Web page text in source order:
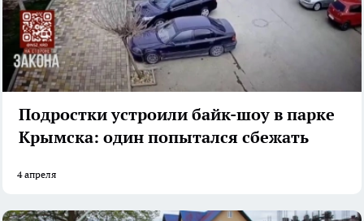
Подростки устроили байк-шоу в парке
Крымска: один попытался сбежать
4 апреля